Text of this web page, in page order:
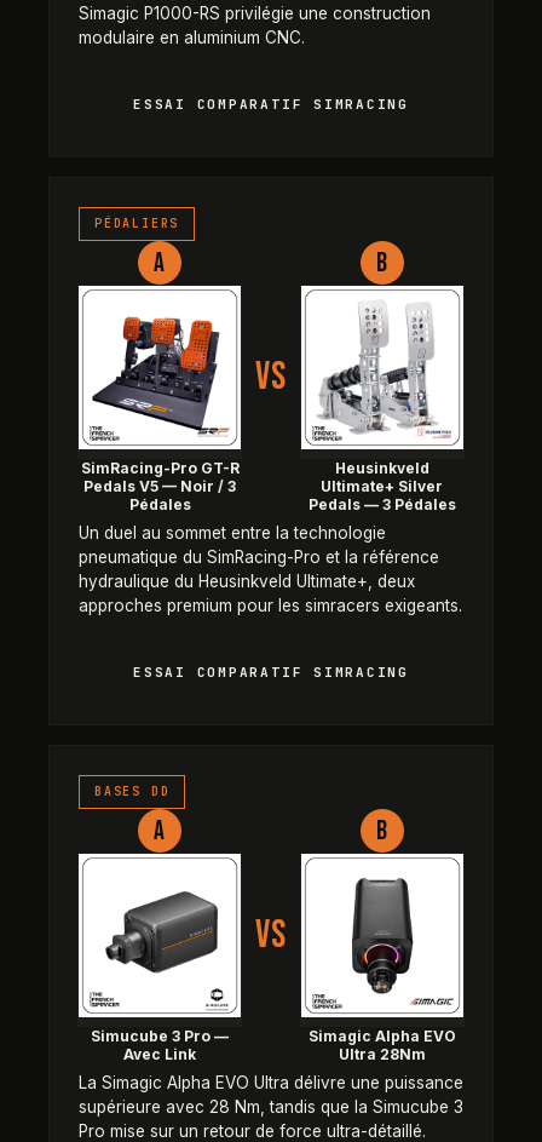
Simagic P1000-RS privilégie une construction
modulaire en aluminium CNC.
ESSAI COMPARATIF SIMRACING
PÉDALIERS
A
SimRacing-Pro GT-R
Pedals V5 — Noir / 3
Pédales
VS
B
Heusinkveld
Ultimate+ Silver
Pedals — 3 Pédales
SimRacing-Pro GT-R Pedals
Un duel au sommet entre la technologie
pneumatique du SimRacing-Pro et la référence
hydraulique du Heusinkveld Ultimate+, deux
approches premium pour les simracers exigeants.
ESSAI COMPARATIF SIMRACING
BASES DD
A
Simucube 3 Pro —
Avec Link
VS
B
Simagic Alpha EVO
Ultra 28Nm
Simucube 3 Pro — Avec Link vs
La Simagic Alpha EVO Ultra délivre une puissance
supérieure avec 28 Nm, tandis que la Simucube 3
Pro mise sur un retour de force ultra-détaillé.